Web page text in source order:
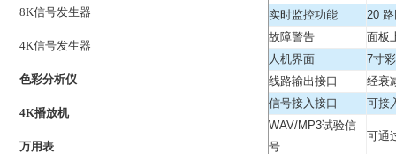
8K信号发生器
4K信号发生器
色彩分析仪
4K播放机
万用表
实时监控功能
20
故障警告
面板
人机界面
7寸
线路输出接口
经衰
信号接入接口
可接
WAV/MP3试验信
号
可通